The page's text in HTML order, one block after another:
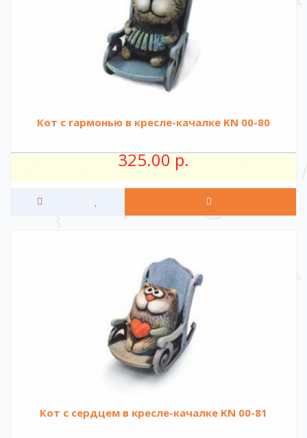
Кот с гармонью в кресле-качалке KN 00-80
325.00 р.
Кот с сердцем в кресле-качалке KN 00-81